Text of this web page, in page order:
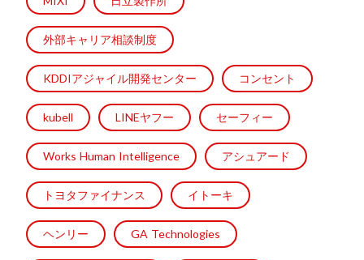
外部キャリア相談制度
KDDIアジャイル開発センター コンセント
kubell LINEヤフー セーフィー
Works Human Intelligence アシュアード
トヨタファイナンス イトーキ
ヘンリー GA Technologies